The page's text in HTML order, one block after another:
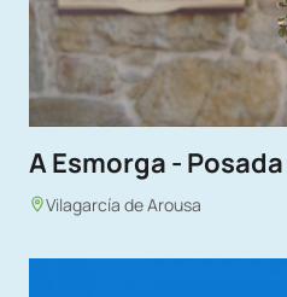
A Esmorga -
Vilagarcía de Arousa